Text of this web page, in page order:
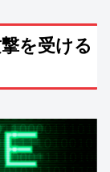
を受ける